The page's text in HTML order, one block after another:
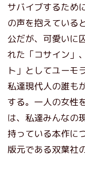
サバイブするため
の声を抱えている
公だが、可愛いに
れた「コサイン」
ト」としてユーモ
私達現代人の誰も
する。一人の女性
は、私達みんな
持っている本作に
版元である双葉社